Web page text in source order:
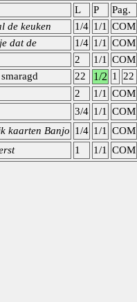
L P Pag.
de keuken 1/4 1/1 COM
dat de 1/4 1/1 COM
2 1/1 COM
22 1/2 1 22
2 1/1 COM
3/4 1/1 COM
kaarten Banjo 1/4 1/1 COM
1 1/1 COM